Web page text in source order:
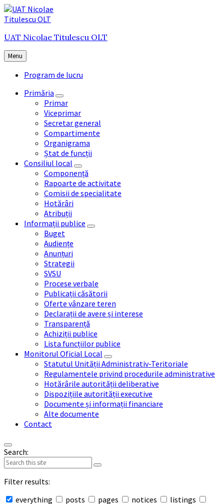
Skip
to
Skip
to
navigation
Skip
to
UAT Nicolae Titulescu OLT
Menu
Program de lucru
Primăria
Primar
Viceprimar
Secretar general
Compartimente
Organigrama
Ștat de funcții
Consiliul local
Componență
Rapoarte de activitate
Comisii de specialitate
Hotărâri
Atribuții
Informații publice
Buget
Audiențe
Anunțuri
Strategii
SVSU
Procese verbale
Publicații căsătorii
Oferte vânzare teren
Declarații de avere și interese
Transparență
Achiziții publice
Lista funcțiilor publice
Monitorul Oficial Local
Statutul Unității Administrativ-Teritoriale
Regulamentele privind procedurile administrative
Hotărârile autorității deliberative
Dispozițiile autorității executive
Documente și informații financiare
Alte documente
Contact
Search:
Filter results:
everything
posts pages notices
listings